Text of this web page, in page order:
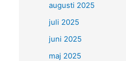
augusti 2025
juli 2025
juni 2025
maj 2025